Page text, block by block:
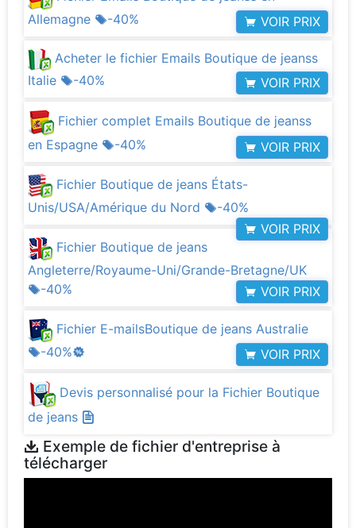
Allemagne
-40% VOIR PRIX
Acheter le fichier Emails Boutique de jeanss
Italie
-40% VOIR PRIX
Fichier complet Emails Boutique de jeanss
en Espagne
-40% VOIR PRIX
Fichier Boutique de jeans États-
Unis/USA/Amérique du Nord
-40%
VOIR PRIX
Fichier Boutique de jeans
Angleterre/Royaume-Uni/Grande-Bretagne/UK
-40%
VOIR PRIX
Fichier E-mailsBoutique de jeans Australie
-40%
VOIR PRIX
Devis personnalisé pour la Fichier Boutique
de jeans
Exemple de fichier d'entreprise à
télécharger